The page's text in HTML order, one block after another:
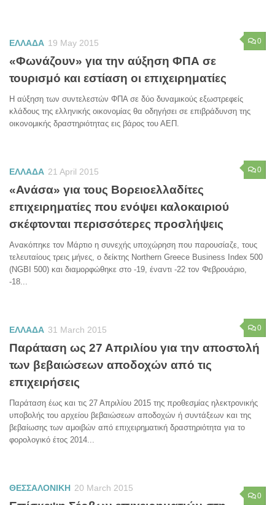
0
ΕΛΛΑΔΑ 19 May 2015
«Φωνάζουν» για την αύξηση ΦΠΑ σε
τουρισμό και εστίαση οι επιχειρηματίες
Η αύξηση των συντελεστών ΦΠΑ σε δύο δυναμικούς εξωστρεφείς
κλάδους της ελληνικής οικονομίας θα οδηγήσει σε επιβράδυνση της
οικονομικής δραστηριότητας εις βάρος του ΑΕΠ.
0
ΕΛΛΑΔΑ 21 April 2015
«Ανάσα» για τους Βορειοελλαδίτες
επιχειρηματίες που ενόψει καλοκαιριού
σκέφτονται περισσότερες προσλήψεις
Ανακόπηκε τον Μάρτιο η συνεχής υποχώρηση που παρουσίαζε, τους
τελευταίους τρεις μήνες, ο δείκτης Northern Greece Business Index 500
(NGBI 500) και διαμορφώθηκε στο -19, έναντι -22 τον Φεβρουάριο,
-18...
0
ΕΛΛΑΔΑ 31 March 2015
Παράταση ως 27 Απριλίου για την αποστολή
των βεβαιώσεων αποδοχών από τις
επιχειρήσεις
Παράταση έως και τις 27 Απριλίου 2015 της προθεσμίας ηλεκτρονικής
υποβολής του αρχείου βεβαιώσεων αποδοχών ή συντάξεων και της
βεβαίωσης των αμοιβών από επιχειρηματική δραστηριότητα για το
φορολογικό έτος 2014...
0
ΘΕΣΣΑΛΟΝΙΚΗ 20 March 2015